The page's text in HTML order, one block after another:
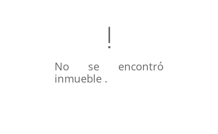
No se encontró
inmueble .